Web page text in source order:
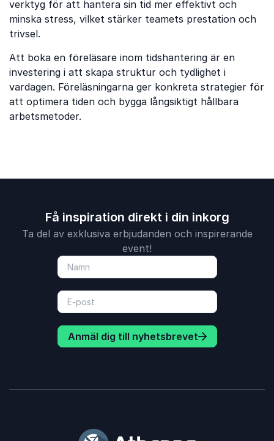
verktyg för att hantera sin tid mer effektivt och
minska stress, vilket stärker teamets prestation och
trivsel.
Att boka en föreläsare inom tidshantering är en
investering i att skapa struktur och tydlighet i
vardagen. Föreläsningarna ger konkreta strategier för
att optimera tiden och bygga långsiktigt hållbara
arbetsmetoder.
Få inspiration direkt i din inkorg
Ta del av exklusiva erbjudanden och inspirerande
event!
Anmäl dig till nyhetsbrevet